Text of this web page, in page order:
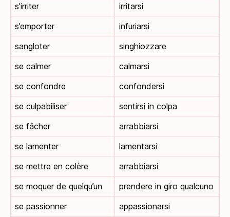
s’irriter
irritarsi
s’emporter
infuriarsi
sangloter
singhiozzare
se calmer
calmarsi
se confondre
confondersi
se culpabiliser
sentirsi in colpa
se fâcher
arrabbiarsi
se lamenter
lamentarsi
se mettre en colère
arrabbiarsi
se moquer de quelqu’un
prendere in giro qualcuno
se passionner
appassionarsi